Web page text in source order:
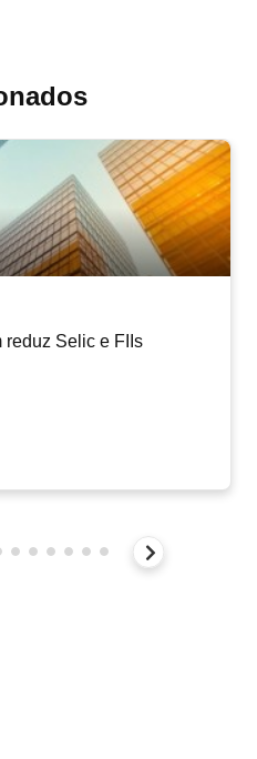
reduz Selic e FIIs